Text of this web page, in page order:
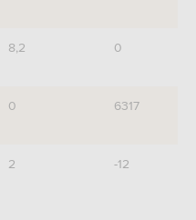
8,2 0
0 6317
2 -12